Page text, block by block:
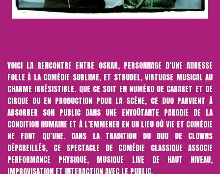
VOICI LA RENCONTRE ENTRE OSKAR, PERSONNAGE D’UNE ADRESSE
FOLLE À LA COMÉDIE SUBLIME, ET STRUDEL, VIRTUOSE MUSICAL AU
CHARME IRRÉSISTIBLE. QUE CE SOIT EN NUMÉRO DE CABARET ET DE
CIRQUE OU EN PRODUCTION POUR LA SCÈNE, CE DUO PARVIENT À
ABSORBER SON PUBLIC DANS UNE ENVOÛTANTE PARODIE DE LA
CONDITION HUMAINE ET À L’EMMENER EN UN LIEU OÙ VIE ET COMÉDIE
NE FONT QU’UNE. DANS LA TRADITION DU DUO DE CLOWNS
DÉPAREILLÉS, CE SPECTACLE DE COMÉDIE CLASSIQUE ASSOCIE
PERFORMANCE PHYSIQUE, MUSIQUE LIVE DE HAUT NIVEAU,
IMPROVISATION ET INTERACTION AVEC LE PUBLIC.